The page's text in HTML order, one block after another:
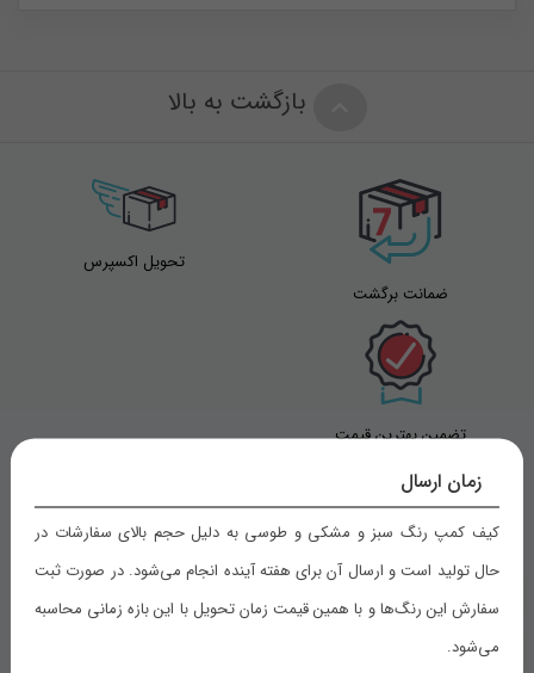
زمان ارسال
کیف کمپ رنگ سبز و مشکی و طوسی به دلیل حجم بالای سفارشات در
حال تولید است و ارسال آن برای هفته آینده انجام می‌شود. در صورت ثبت
سفارش این رنگ‌ها و با همین قیمت زمان تحویل با این بازه زمانی محاسبه
می‌شود.
بازگشت به بالا
ضمانت برگشت
تحویل اکسپرس
تضمین بهترین قیمت
راهنمای خرید
شیوه های پرداخت
رویه های ارسال سفارش